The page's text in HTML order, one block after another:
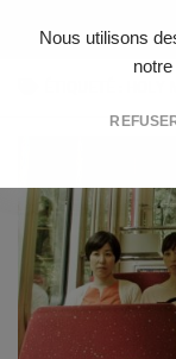
Nous utilisons
Skip to content